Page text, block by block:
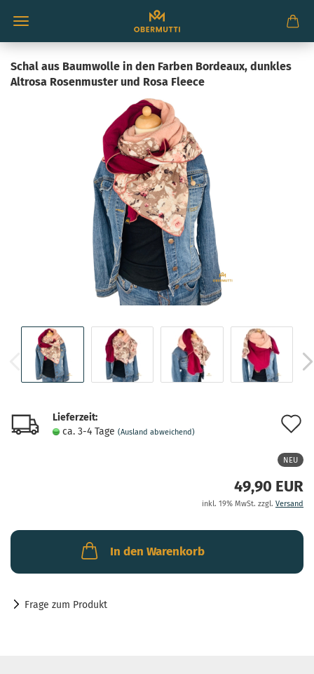
Schal aus Baumwolle in den Farben Bordeaux, dunkles
Altrosa Rosenmuster und Rosa Fleece
Lieferzeit:
ca. 3-4 Tage (Ausland abweichend)
NEU
49,90 EUR
inkl. 19% MwSt. zzgl. Versand
In den Warenkorb
Frage zum Produkt